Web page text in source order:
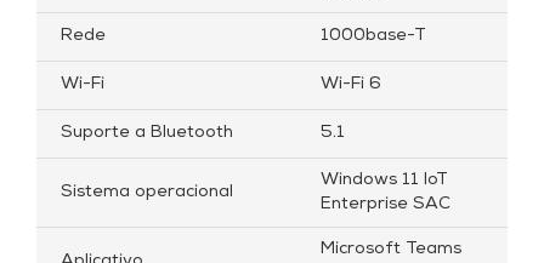
Rede 1000base-T
Wi-Fi Wi-Fi 6
Suporte a Bluetooth 5.1
Sistema operacional
Windows 11 IoT
Enterprise SAC
Microsoft Teams